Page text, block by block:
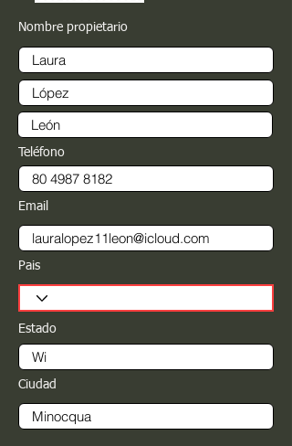
Nombre propietario
Teléfono
Email
Pais
Estado
Ciudad